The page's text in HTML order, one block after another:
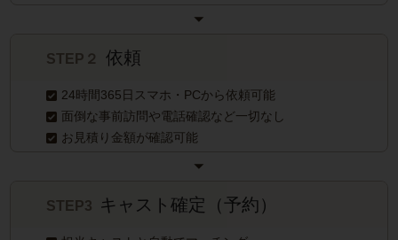
STEP２依頼
24時間365日スマホ・PCから依頼可能
面倒な事前訪問や電話確認など一切なし
お見積り金額が確認可能
STEP3 キャスト確定（予約）